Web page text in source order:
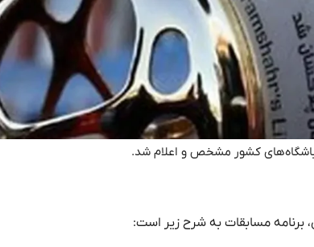
باشگاه‌های کشور مشخص و اعلام شد.
برنامه مسابقات به شرح زیر است: